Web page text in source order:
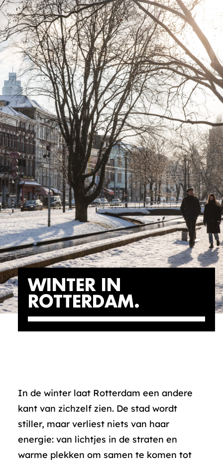
WINTER IN
ROTTERDAM
In de winter laat Rotterdam een andere
kant van zichzelf zien. De stad wordt
stiller, maar verliest niets van haar
energie: van lichtjes in de straten en
warme plekken om samen te komen tot